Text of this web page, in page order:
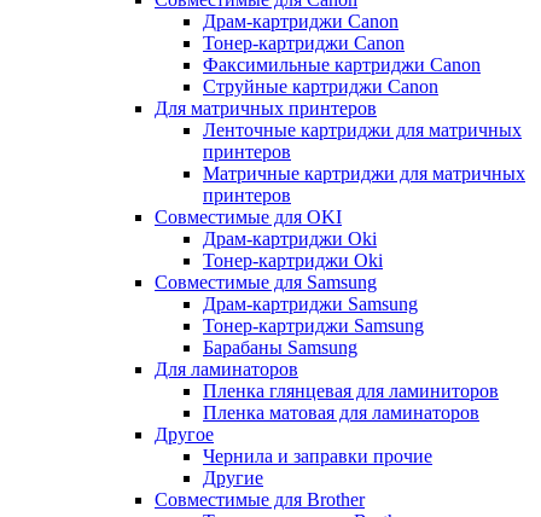
Драм-картриджи Canon
Тонер-картриджи Canon
Факсимильные картриджи Canon
Струйные картриджи Canon
Для матричных принтеров
Ленточные картриджи для матричных
принтеров
Матричные картриджи для матричных
принтеров
Совместимые для OKI
Драм-картриджи Oki
Тонер-картриджи Oki
Совместимые для Samsung
Драм-картриджи Samsung
Тонер-картриджи Samsung
Барабаны Samsung
Для ламинаторов
Пленка глянцевая для ламиниторов
Пленка матовая для ламинаторов
Другое
Чернила и заправки прочие
Другие
Совместимые для Brother